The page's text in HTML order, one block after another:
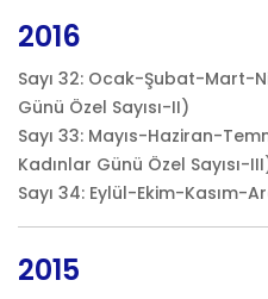
2016
Sayı 32: Ocak-Şubat-Mart-
Günü Özel Sayısı-II)
Sayı 33: Mayıs-Haziran-
Kadınlar Günü Özel Sayısı-
Sayı 34: Eylül-Ekim-Kasım-
2015